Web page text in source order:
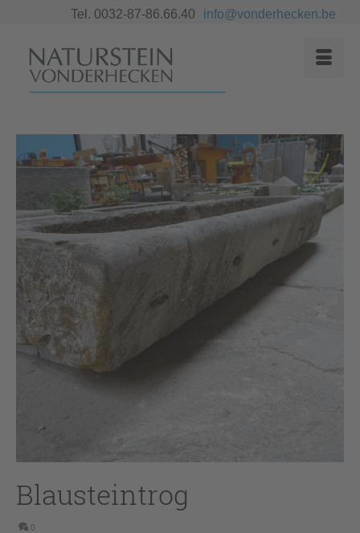
Tel. 0032-87-86.66.40 info@vonderhecken.be
Blausteintrog
0